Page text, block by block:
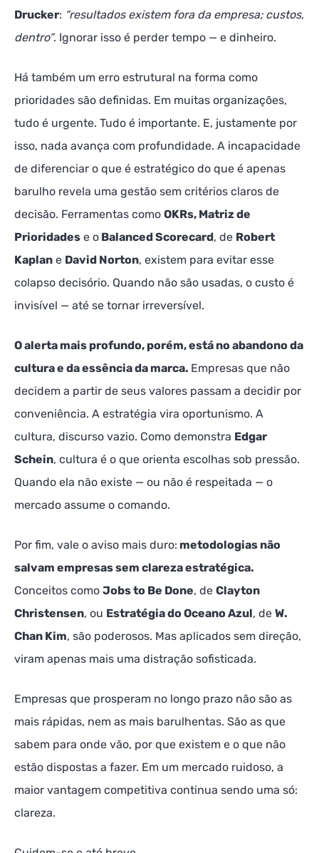
Drucker: “resultados existem fora da empresa; custos,
dentro”. Ignorar isso é perder tempo — e dinheiro.
Há também um erro estrutural na forma como
prioridades são definidas. Em muitas organizações,
tudo é urgente. Tudo é importante. E, justamente por
isso, nada avança com profundidade. A incapacidade
de diferenciar o que é estratégico do que é apenas
barulho revela uma gestão sem critérios claros de
decisão. Ferramentas como OKRs, Matriz de
Prioridades e o Balanced Scorecard, de Robert
Kaplan e David Norton, existem para evitar esse
colapso decisório. Quando não são usadas, o custo é
invisível — até se tornar irreversível.
O alerta mais profundo, porém, está no abandono da
cultura e da essência da marca. Empresas que não
decidem a partir de seus valores passam a decidir por
conveniência. A estratégia vira oportunismo. A
cultura, discurso vazio. Como demonstra Edgar
Schein, cultura é o que orienta escolhas sob pressão.
Quando ela não existe — ou não é respeitada — o
mercado assume o comando.
Por fim, vale o aviso mais duro: metodologias não
salvam empresas sem clareza estratégica.
Conceitos como Jobs to Be Done, de Clayton
Christensen, ou Estratégia do Oceano Azul, de W.
Chan Kim, são poderosos. Mas aplicados sem direção,
viram apenas mais uma distração sofisticada.
Empresas que prosperam no longo prazo não são as
mais rápidas, nem as mais barulhentas. São as que
sabem para onde vão, por que existem e o que não
estão dispostas a fazer. Em um mercado ruidoso, a
maior vantagem competitiva continua sendo uma só:
clareza.